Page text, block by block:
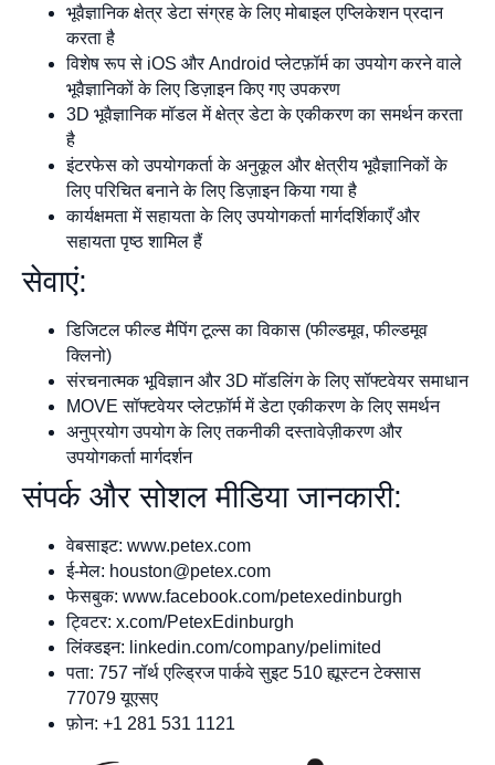
भूवैज्ञानिक क्षेत्र डेटा संग्रह के लिए मोबाइल एप्लिकेशन प्रदान
करता है
विशेष रूप से iOS और Android प्लेटफ़ॉर्म का उपयोग करने वाले
भूवैज्ञानिकों के लिए डिज़ाइन किए गए उपकरण
3D भूवैज्ञानिक मॉडल में क्षेत्र डेटा के एकीकरण का समर्थन करता
है
इंटरफेस को उपयोगकर्ता के अनुकूल और क्षेत्रीय भूवैज्ञानिकों के
लिए परिचित बनाने के लिए डिज़ाइन किया गया है
कार्यक्षमता में सहायता के लिए उपयोगकर्ता मार्गदर्शिकाएँ और
सहायता पृष्ठ शामिल हैं
सेवाएं:
डिजिटल फील्ड मैपिंग टूल्स का विकास (फील्डमूव, फील्डमूव
क्लिनो)
संरचनात्मक भूविज्ञान और 3D मॉडलिंग के लिए सॉफ्टवेयर समाधान
MOVE सॉफ्टवेयर प्लेटफ़ॉर्म में डेटा एकीकरण के लिए समर्थन
अनुप्रयोग उपयोग के लिए तकनीकी दस्तावेज़ीकरण और
उपयोगकर्ता मार्गदर्शन
संपर्क और सोशल मीडिया जानकारी:
वेबसाइट: www.petex.com
ई-मेल: houston@petex.com
फेसबुक: www.facebook.com/petexedinburgh
ट्विटर: x.com/PetexEdinburgh
लिंक्डइन: linkedin.com/company/pelimited
पता: 757 नॉर्थ एल्ड्रिज पार्कवे सुइट 510 ह्यूस्टन टेक्सास
77079 यूएसए
फ़ोन: +1 281 531 1121